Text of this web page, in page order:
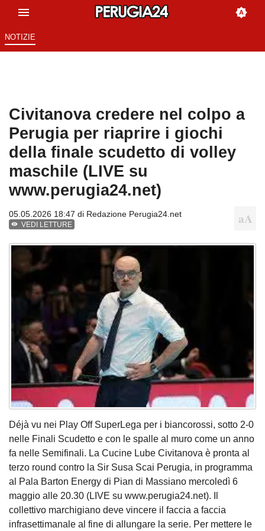
NOTIZIE
Civitanova credere nel colpo a
Perugia per riaprire i giochi
della finale scudetto di volley
maschile (LIVE su
www.perugia24.net)
05.05.2026 18:47 di Redazione Perugia24.net
VEDI LETTURE
Déjà vu nei Play Off SuperLega per i biancorossi, sotto 2-0
nelle Finali Scudetto e con le spalle al muro come un anno
fa nelle Semifinali. La Cucine Lube Civitanova è pronta al
terzo round contro la Sir Susa Scai Perugia, in programma
al Pala Barton Energy di Pian di Massiano mercoledì 6
maggio alle 20.30 (LIVE su www.perugia24.net). Il
collettivo marchigiano deve vincere il faccia a faccia
infrasettimanale al fine di allungare la serie. Per mettere le